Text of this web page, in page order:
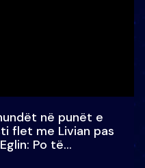
në punët e
flet me Livian pas
Po të